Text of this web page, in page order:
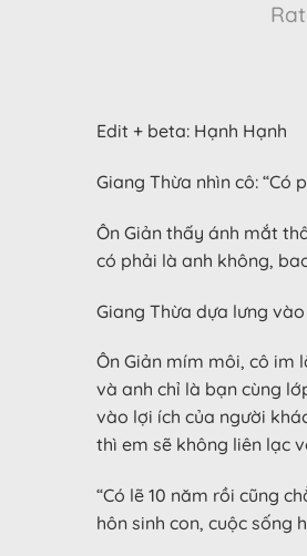
Edit + beta: Hạnh Hạnh
Giang Thừa nhìn cô: “Có
Ôn Giản thấy ánh mắt
có phải là anh không,
Giang Thừa dựa lưng
Ôn Giản mím môi, cô im
và anh chỉ là bạn cùng
vào lợi ích của người
thì em sẽ không liên lạc
“Có lẽ 10 năm rồi cũng
hôn sinh con, cuộc sống